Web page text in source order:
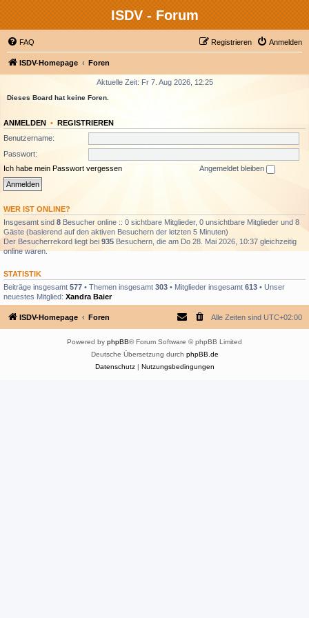
ISDV - Forum
FAQ Anmelden
Registrieren
ISDV-Homepage Foren
Aktuelle Zeit: Fr 7. Aug 2026, 12:25
Dieses Board hat keine Foren.
ANMELDEN • REGISTRIEREN
Benutzername:
Passwort:
Ich habe mein Passwort vergessen
Angemeldet bleiben
WER IST ONLINE?
Insgesamt sind 8 Besucher online :: 0 sichtbare Mitglieder, 0 unsichtbare Mitglieder und 8
Gäste (basierend auf den aktiven Besuchern der letzten 5 Minuten)
Der Besucherrekord liegt bei 935 Besuchern, die am Do 28. Mai 2026, 10:37 gleichzeitig
online waren.
STATISTIK
Beiträge insgesamt 577 • Themen insgesamt 303 • Mitglieder insgesamt 613 • Unser
neuestes Mitglied: Xandra Baier
ISDV-Homepage Foren Alle Zeiten sind UTC+02:00
Powered by phpBB® Forum Software © phpBB Limited
Deutsche Übersetzung durch phpBB.de
Datenschutz| Nutzungsbedingungen